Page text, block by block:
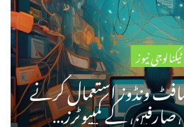
ٹیکنالوجی نیوز
ونڈوز استعمال کرنے
کے کمپیوٹرز…